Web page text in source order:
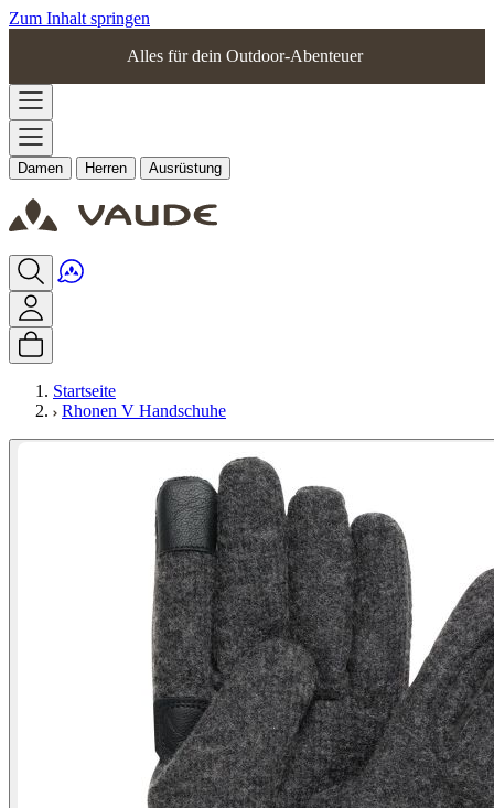
Zum Inhalt springen
Alles für dein Outdoor-Abenteuer
Damen Herren Ausrüstung
Startseite
Rhonen V Handschuhe